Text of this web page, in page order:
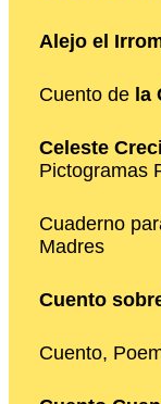
Alejo el
Cuento de la
Celeste
Pictogramas
Cuaderno
Madres
Cuento
Cuento,